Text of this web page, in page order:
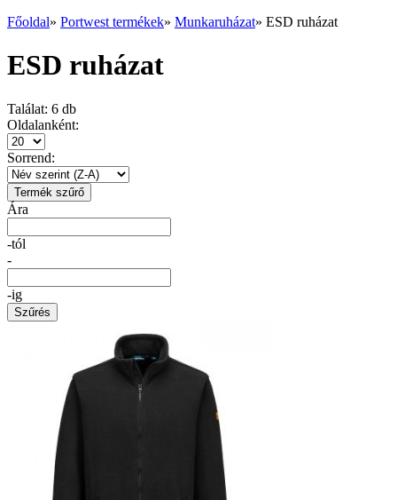
Főoldal» Portwest termékek» Munkaruházat» ESD ruházat
ESD ruházat
Találat: 6 db
Oldalanként:
Sorrend:
Termék szűrő
Ára
-tól
-
-ig